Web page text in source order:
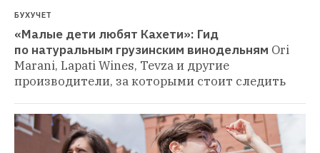
БУХУЧЕТ
«Малые дети любят Кахети»: Гид
по натуральным грузинским винодельням Ori
Marani, Lapati Wines, Tevza и другие
производители, за которыми стоит следить